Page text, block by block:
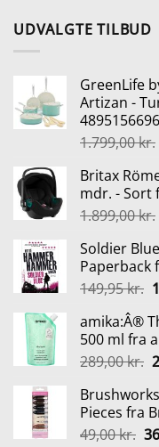
UDVALGTE TILBUD
GreenLife
Artizan -
1.799,00kr.
Britax
mdr. - Sort
1.899,00kr.
Soldier
Paperback
149,95kr.
amika:Â®
500 ml fra
289,00kr.
Pieces fra
49,00kr.